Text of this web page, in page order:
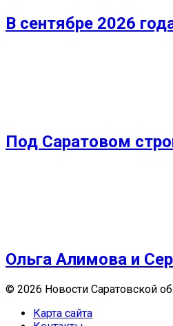
В сентябре 2026
Под Саратовом
Ольга Алимова и
© 2026 Новости Саратовской
Карта сайта